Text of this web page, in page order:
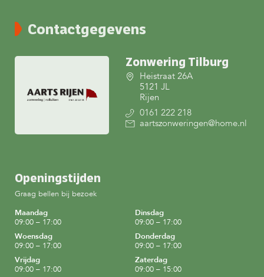
Contactgegevens
Zonwering Tilburg
Heistraat 26A
5121 JL
Rijen
0161 222 218
aartszonweringen@home.nl
Openingstijden
Graag bellen bij bezoek
Maandag
09:00 – 17:00
Dinsdag
09:00 – 17:00
Woensdag
09:00 – 17:00
Donderdag
09:00 – 17:00
Vrijdag
09:00 – 17:00
Zaterdag
09:00 – 15:00